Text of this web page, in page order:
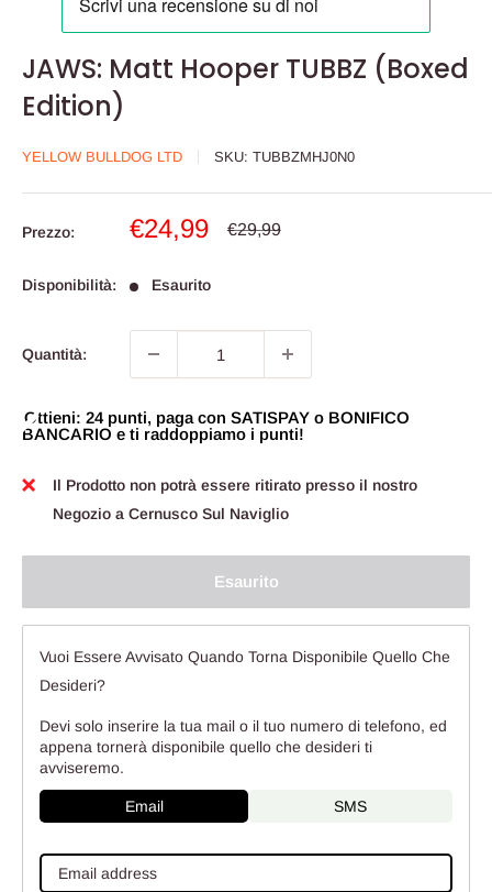
JAWS: Matt Hooper TUBBZ (Boxed
Edition)
YELLOW BULLDOG LTD SKU: TUBBZMHJ0N0
Prezzo:
Prezzo
€24,99 Prezzo
€29,99
Disponibilità: Esaurito
Quantità:
Ottieni: 24 punti, paga con SATISPAY o BONIFICO
BANCARIO e ti raddoppiamo i punti!
Il Prodotto non potrà essere ritirato presso il nostro
Negozio a Cernusco Sul Naviglio
Esaurito
Vuoi Essere Avvisato Quando Torna Disponibile Quello Che
Desideri?
Devi solo inserire la tua mail o il tuo numero di telefono, ed
appena tornerà disponibile quello che desideri ti
avviseremo.
Email SMS